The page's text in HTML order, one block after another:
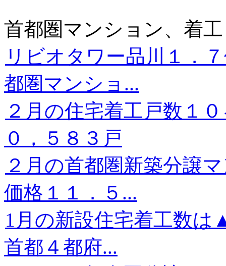
首都圏マンション、着
リビオタワー品川１．
都圏マンショ...
２月の住宅着工戸数１
０，５８３戸
２月の首都圏新築分譲
価格１１．５...
1月の新設住宅着工数
首都４都府...